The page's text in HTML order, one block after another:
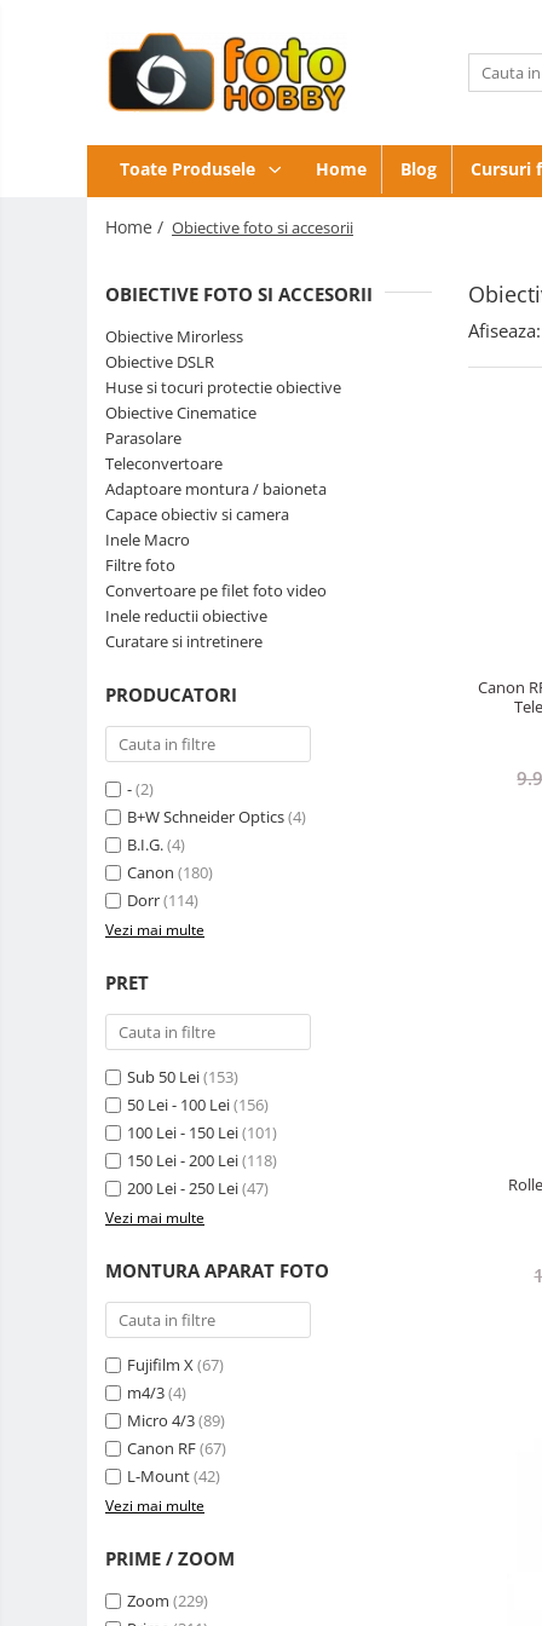
Toate Produsele
Aparate Foto Mirrorless
Aparate Foto DSLR
Aparate Foto Compacte
Cursuri foto
Obiective
Obiective Mirorless
Obiective DSLR
Huse si tocuri protectie obiective
Obiective Cinematice
Teleconvertoare
Adaptoare montura / baioneta
Capace obiectiv si camera
Inele Macro
Filtre tip Cokin
Filtre White Balance
Accesorii filtre
Convertoare pe filet foto video
Inele reductii obiective
Blitz-
uri
Compatibil Sony
Blitz-uri circulare (Macro)
Adaptoare stativ port umbrela si
Comander TTL
Cabluri TTL
Protectie patina apa, ploaie
Bounce-uri, Softbox-uri
Ring-Flash Adaptor
Bracket-uri si suporti
Huse protectie blitz extern
Huse protectie filtre gel
Aparate
Carduri memorie, Cititoare
Carduri memorie
Cititoare carduri
Troller
Toate Produsele Home Blog Cursuri
Home / Obiective foto si accesorii
OBIECTIVE FOTO SI ACCESORII
Obiective Mirorless
Obiective DSLR
Huse si tocuri protectie obiective
Obiective Cinematice
Parasolare
Teleconvertoare
Adaptoare montura / baioneta
Capace obiectiv si camera
Inele Macro
Filtre foto
Convertoare pe filet foto video
Inele reductii obiective
Curatare si intretinere
PRODUCATORI
-(2)
B+W Schneider Optics(4)
B.I.G.(4)
Canon (180)
Dorr(114)
Vezi mai multe
PRET
Sub 50 Lei(153)
50 Lei - 100 Lei(156)
100 Lei - 150 Lei(101)
150 Lei - 200 Lei(118)
200 Lei - 250 Lei(47)
Vezi mai multe
MONTURA APARAT FOTO
Fujifilm X(67)
m4/3(4)
Micro 4/3(89)
Canon RF(67)
L-Mount(42)
Vezi mai multe
PRIME / ZOOM
Zoom (229)
Afiseaza:
Canon